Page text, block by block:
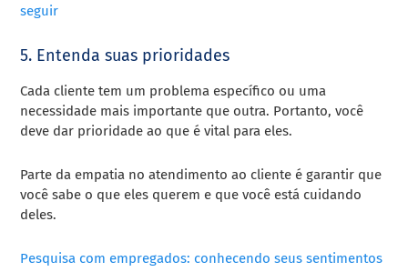
seguir
5. Entenda suas prioridades
Cada cliente tem um problema específico ou uma
necessidade mais importante que outra. Portanto, você
deve dar prioridade ao que é vital para eles.
Parte da empatia no atendimento ao cliente é garantir que
você sabe o que eles querem e que você está cuidando
deles.
Pesquisa com empregados: conhecendo seus sentimentos